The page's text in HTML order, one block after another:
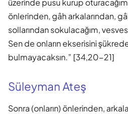
üzerinde pusu kurup
önlerinden, gâh arkalarından,
sollarından sokulacağım,
Sen de onların ekserisini
bulmayacaksın.” [34,20-21]
Süleyman Ateş
Sonra (onların) önlerinden,